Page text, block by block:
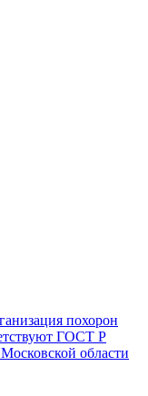
похорон
ГОСТ Р
области